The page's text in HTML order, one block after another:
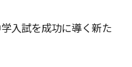
入試を成功に導く新た